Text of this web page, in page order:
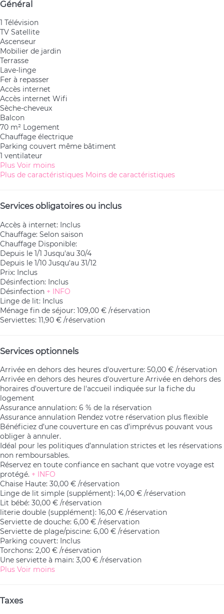
Général
1 Télévision
TV Satellite
Ascenseur
Mobilier de jardin
Terrasse
Lave-linge
Fer à repasser
Accès internet
Accès internet Wifi
Sèche-cheveux
Balcon
70 m² Logement
Chauffage électrique
Parking couvert même bâtiment
1 ventilateur
Plus Voir moins
Plus de caractéristiques Moins de caractéristiques
Services obligatoires ou inclus
Accès à internet: Inclus
Chauffage: Selon saison
Chauffage Disponible:
Depuis le 1/1 Jusqu'au 30/4
Depuis le 1/10 Jusqu'au 31/12
Prix: Inclus
Désinfection: Inclus
Désinfection + INFO
Linge de lit: Inclus
Ménage fin de séjour: 109,00 € /réservation
Serviettes: 11,90 € /réservation
Services optionnels
Arrivée en dehors des heures d'ouverture: 50,00 € /réservation
Arrivée en dehors des heures d'ouverture Arrivée en dehors des
horaires d'ouverture de l'accueil indiquée sur la fiche du
logement
Assurance annulation: 6 % de la réservation
Assurance annulation Rendez votre réservation plus flexible
Bénéficiez d’une couverture en cas d’imprévus pouvant vous
obliger à annuler.
Idéal pour les politiques d’annulation strictes et les réservations
non remboursables.
Réservez en toute confiance en sachant que votre voyage est
protégé. + INFO
Chaise Haute: 30,00 € /réservation
Linge de lit simple (supplément): 14,00 € /réservation
Lit bébé: 30,00 € /réservation
literie double (supplément): 16,00 € /réservation
Serviette de douche: 6,00 € /réservation
Serviette de plage/piscine: 6,00 € /réservation
Parking couvert: Inclus
Torchons: 2,00 € /réservation
Une serviette à main: 3,00 € /réservation
Plus Voir moins
Taxes